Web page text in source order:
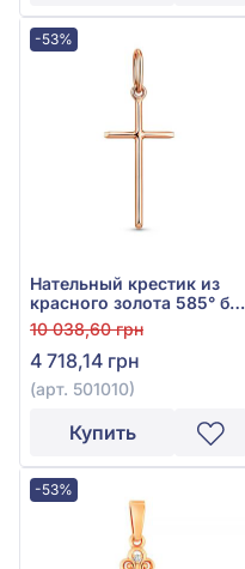
-53%
Нательный крестик из
красного золота 585° без
вставки, арт. 501010
10 038,60 грн
4 718,14 грн
(арт. 501010)
Купить
-53%